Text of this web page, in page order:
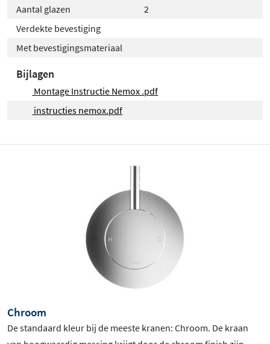
Aantal glazen
2
Verdekte bevestiging
Met bevestigingsmateriaal
Bijlagen
Montage Instructie Nemox .pdf
instructies nemox.pdf
Chroom
De standaard kleur bij de meeste kranen: Chroom. De kraan